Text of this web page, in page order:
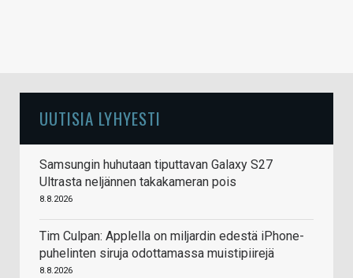
UUTISIA LYHYESTI
Samsungin huhutaan tiputtavan Galaxy S27
Ultrasta neljännen takakameran pois
8.8.2026
Tim Culpan: Applella on miljardin edestä iPhone-
puhelinten siruja odottamassa muistipiirejä
8.8.2026